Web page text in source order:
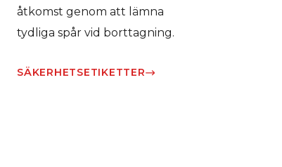
åtkomst genom att lämna
tydliga spår vid borttagning.
SÄKERHETSETIKETTER